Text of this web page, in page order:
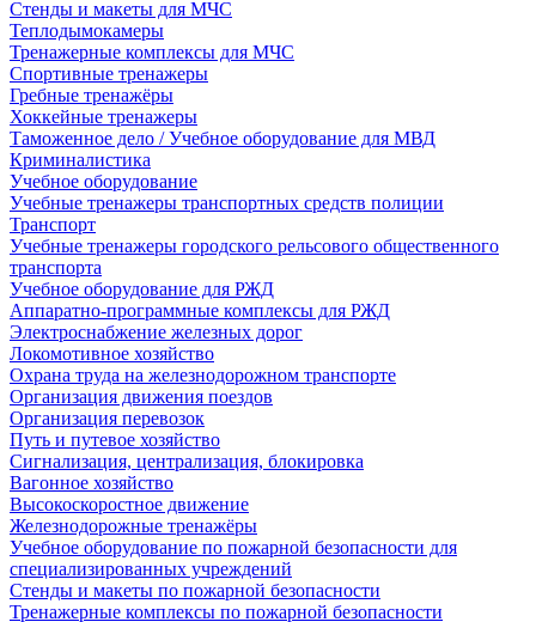
Стенды и макеты для МЧС
Теплодымокамеры
Тренажерные комплексы для МЧС
Спортивные тренажеры
Гребные тренажёры
Хоккейные тренажеры
Таможенное дело / Учебное оборудование для МВД
Криминалистика
Учебное оборудование
Учебные тренажеры транспортных средств полиции
Транспорт
Учебные тренажеры городского рельсового общественного
транспорта
Учебное оборудование для РЖД
Аппаратно-программные комплексы для РЖД
Электроснабжение железных дорог
Локомотивное хозяйство
Охрана труда на железнодорожном транспорте
Организация движения поездов
Организация перевозок
Путь и путевое хозяйство
Сигнализация, централизация, блокировка
Вагонное хозяйство
Высокоскоростное движение
Железнодорожные тренажёры
Учебное оборудование по пожарной безопасности для
специализированных учреждений
Стенды и макеты по пожарной безопасности
Тренажерные комплексы по пожарной безопасности